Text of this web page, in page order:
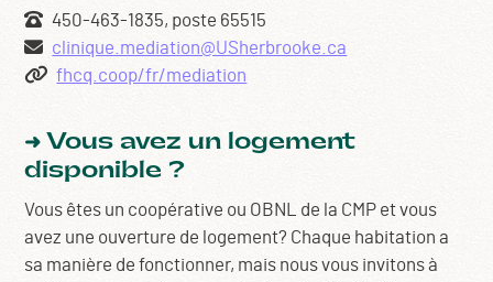
450-463-1835, poste 65515
clinique.mediation@USherbrooke.ca
fhcq.coop/fr/mediation
➜ Vous avez un logement
disponible ?
Vous êtes un coopérative ou OBNL de la CMP et vous
avez une ouverture de logement? Chaque habitation a
sa manière de fonctionner, mais nous vous invitons à